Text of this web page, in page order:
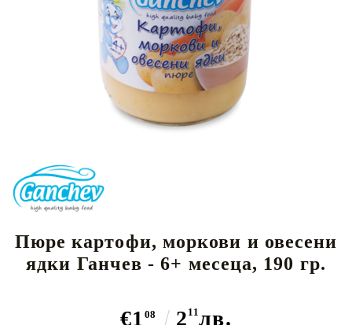
Пюре картофи, моркови и овесени
ядки Ганчев - 6+ месеца, 190 гр.
€1 08 2 11лв.